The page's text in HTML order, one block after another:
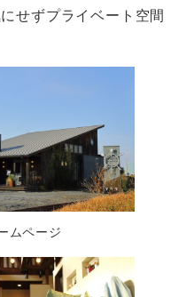
せずプライベート空間
ムページ